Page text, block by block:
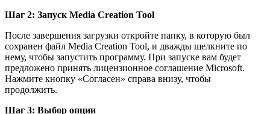
Шаг 2: Запуск Media Creation Tool
После завершения загрузки откройте папку, в которую был
сохранен файл Media Creation Tool, и дважды щелкните по
нему, чтобы запустить программу. При запуске вам будет
предложено принять лицензионное соглашение Microsoft.
Нажмите кнопку «Согласен» справа внизу, чтобы
продолжить.
Шаг 3: Выбор опции